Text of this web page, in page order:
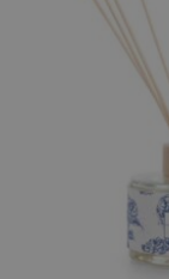
DETALLES